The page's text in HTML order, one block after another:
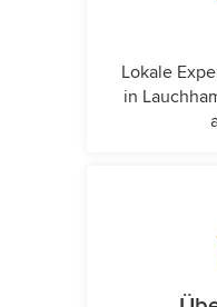
Lokale
in